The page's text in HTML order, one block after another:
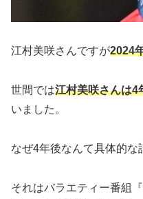
江村美咲さんですが2024
世間では江村美咲さんは4
いました。
なぜ4年後なんて具体的な
それはバラエティー番組